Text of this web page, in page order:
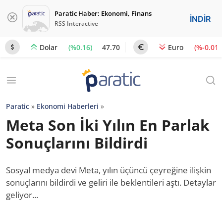
Paratic Haber: Ekonomi, Finans
RSS Interactive İNDİR
Dolar (%0.16) 47.70 Euro (%-0.01)
Paratic » Ekonomi Haberleri »
Meta Son İki Yılın En Parlak
Sonuçlarını Bildirdi
Sosyal medya devi Meta, yılın üçüncü çeyreğine ilişkin
sonuçlarını bildirdi ve geliri ile beklentileri aştı. Detaylar
geliyor...